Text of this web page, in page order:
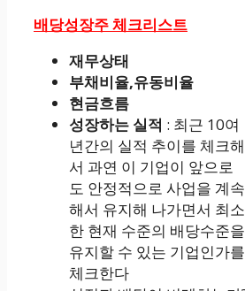
배당성장주 체크리스트
재무상태
부채비율,유동비율
현금흐름
성장하는 실적 : 최근 10여
년간의 실적 추이를 체크해
서 과연 이 기업이 앞으로
도 안정적으로 사업을 계속
해서 유지해 나가면서 최소
한 현재 수준의 배당수준을
유지할 수 있는 기업인가를
체크한다